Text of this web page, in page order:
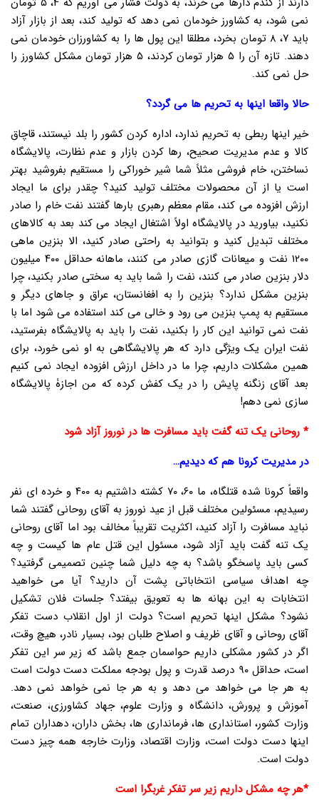
نمی شود، به کشاورز خودمان نمی دهد که تولید کند، بعد از بازار آزاد
باید ۷، ۸ تومان بخرد، مطلقا این پول ها را به کشاورزان خودمان نمی
دهند. تازه آن را ۵ هزار تومان کردند، ۵ هزار تومان مشکل کشاورز را
حل نمی کند.
حالا واقعا اینها به تحریم ها می گردد؟
خیر اینها ربطی به تحریم ندارد، اداره کردن کشور را بلد نیستند، قاچاق
کالا و عدم مدیریت صحیح، رها کردن بازار و عدم نظارت، پالایشگاه
نساختن، خام فروشی مثلاً شما شیر خوراکی را مستقیم بفروشید بهتر
است یا از آن محصولات مختلف تولید کنید؟ چقدر برای ما ایجاد
ارزش افزوده می کند، مقام معظم رهبری بارها گفتند نفت خام را صادر
نکنید، بیاورید در پالایشگاه اولاً اشتغال ایجاد می کند بعد به کالاهای
مختلف تبدیل کنید و بتوانید به راحتی صادر کنید، الا بنزین ماهی
۱۲۰۰ نفت و میعانات گازی صادر می کنند، ماهانه حداقل ۴۰۰ میلیون
دلار بنزین صادر می کنند، نفت را شما باید به سختی صادر بکنید، چرا
بنزین مشکل ندارد؟ بنزین را به افغانستان، عراق و جاهای دیگر و
مستقیم به پمپ بنزین می رود و خالی می کند استفاده می شود اما با
نفت نمی توانید این کار را بکنید، نفت را باید به پالایشگاه بفرستید،
نفت ایران یک ویژگی دارد که هر پالایشگاهی به او نمی خورد، برای
همین مشکلات داریم، چرا ما در داخل ارزش افزوده ایجاد نمی کنیم
بعد آقای زنگنه پایش را در یک کفش کرده که من اجازۀ پالایشگاه
سازی نمی دهم!
* روحانی یک تنه گفت باید مسافرت ها در نوروز آزاد شود
در مدیریت کرونا هم که دیدیم…
واقعاً کرونا شده قتلگاه، ما ۶۰، ۷۰ کشته داشتیم به ۴۰۰ و خرده ای نفر
رسیدیم، مسئولین مختلف قبل از عید نوروز به آقای روحانی گفتند شما
نباید مسافرت را آزاد کنید، اکثریت تقریباً مخالف بود اما آقای روحانی
یک تنه گفت باید آزاد شود، مسئول این قتل عام ها کیست و چه
کسی باید پاسخگو باشد؟ به چه دلیل شما چنین تصمیمی گرفتید؟
چه اهداف سیاسی انتخاباتی پشت آن دارید؟ آیا می خواهید
انتخابات به این بهانه ها به تعویق بیفتد؟ جلسات فلان تشکیل
نشود؟ مشکل اینها تحریم است؟ دولت از اول انقلاب دست تفکر
آقای روحانی و آقای ظریف و اصلاح طلبان بود، بسیار نادر، هیچ وقت،
اگر در کشور مشکلی داریم حواسمان جمع باشد که زیر سر این تفکر
است، حداقل ۹۰ درصد قدرت و پول بودجه مملکت دست دولت است
به هر جا می خواهد می دهد و به هر جا نمی خواهد نمی دهد.
آموزش و پرورش، دانشگاه و وزارت علوم، جهاد کشاورزی، صنعت،
وزارت کشور، استانداری ها، فرمانداری ها، بخش داران، دهداران تمام
اینها دست دولت است، وزارت اقتصاد، وزارت خارجه همه چیز دست
دولت است.
*هر چه مشکل داریم زیر سر تفکر غربگرا است